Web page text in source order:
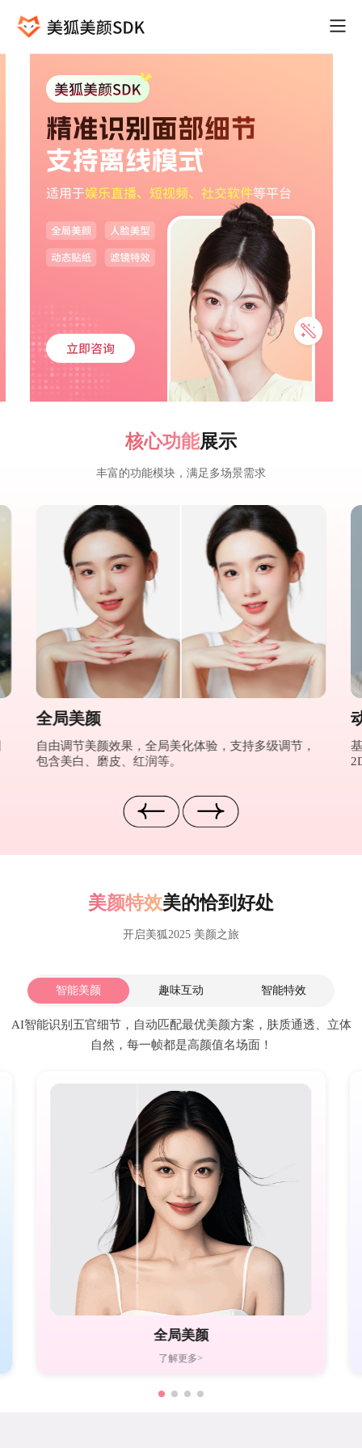
核心功能展示
丰富的功能模块，满足多场景需求
全局美颜
自由调节美颜效果，全局美化体验，支持多级调节，
包含美白、磨皮、红润等。
美颜特效美的恰到好处
开启美狐2025 美颜之旅
智能美颜 趣味互动 智能特效
AI智能识别五官细节，自动匹配最优美颜方案，肤质通透、立体
自然，每一帧都是高颜值名场面！
全局美颜
了解更多>